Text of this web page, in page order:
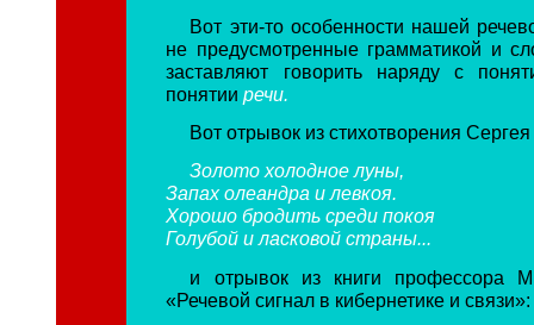
Вот эти-то особенности нашей
не предусмотренные грамматикой и
заставляют говорить наряду с
понятииречи.
Вот отрывок из стихотворения
Золото холодное луны,
Запах олеандра и левкоя.
Хорошо бродить среди покоя
Голубой и ласковой страны...
и отрывок из книги профессора
«Речевой сигнал в кибернетике и связи»: